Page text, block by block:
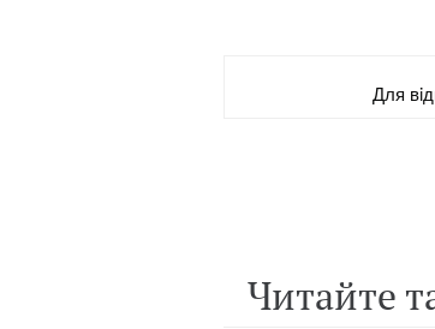
Для
Читайте